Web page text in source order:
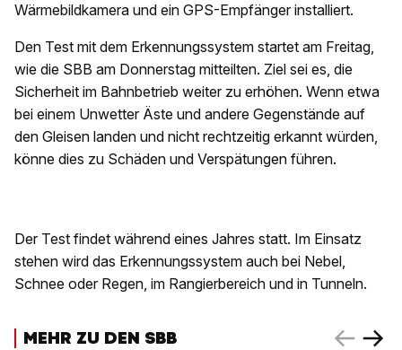
Wärmebildkamera und ein GPS-Empfänger installiert.
Den Test mit dem Erkennungssystem startet am Freitag,
wie die SBB am Donnerstag mitteilten. Ziel sei es, die
Sicherheit im Bahnbetrieb weiter zu erhöhen. Wenn etwa
bei einem Unwetter Äste und andere Gegenstände auf
den Gleisen landen und nicht rechtzeitig erkannt würden,
könne dies zu Schäden und Verspätungen führen.
Der Test findet während eines Jahres statt. Im Einsatz
stehen wird das Erkennungssystem auch bei Nebel,
Schnee oder Regen, im Rangierbereich und in Tunneln.
MEHR ZU DEN SBB